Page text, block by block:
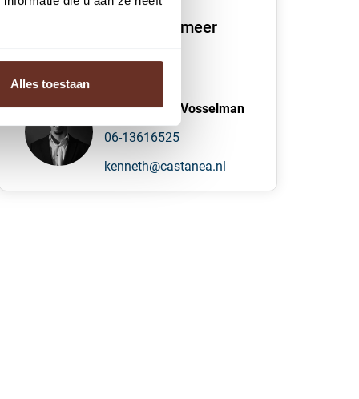
Alles toestaan
We vertellen je graag meer
K. (Kenneth) Vosselman
06-13616525
kenneth@castanea.nl